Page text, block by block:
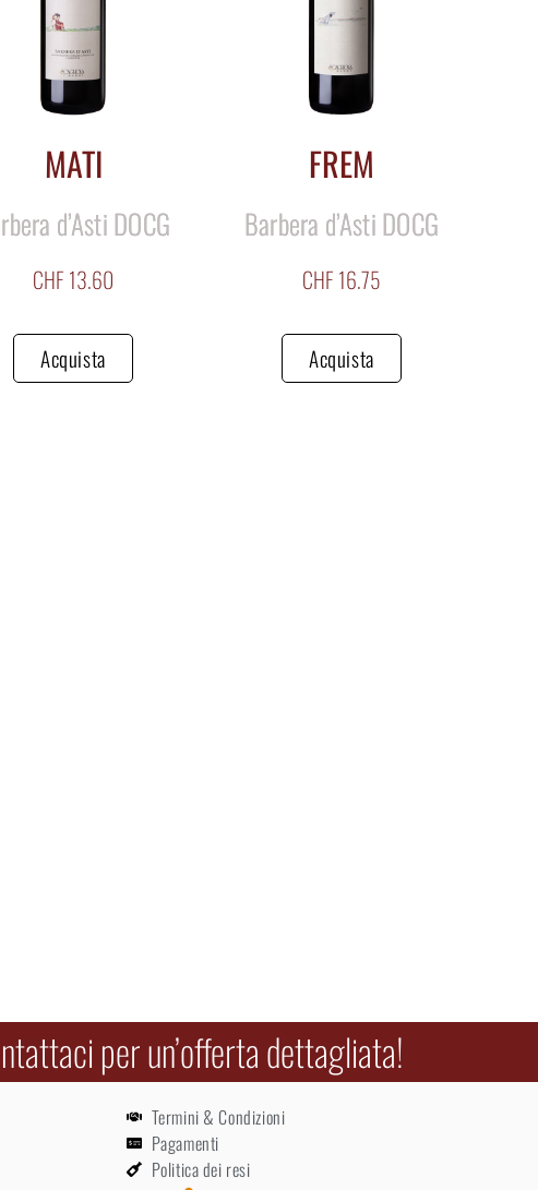
MATI
d’Asti DOCG
CHF 13.60
Acquista
FREM
Barbera d’Asti DOCG
CHF 16.75
Acquista
per un’offerta dettagliata!
Termini & Condizioni
Pagamenti
Politica dei resi